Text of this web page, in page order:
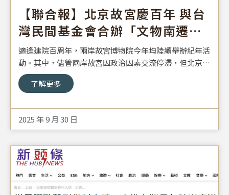
【聯合報】北京故宮慶百年 與台
灣民間基金會合辦「文物南遷紀
念展」
適逢建院百周年，兩岸故宮博物院今年均陸續舉辦紀年活
動。其中，儘管兩岸故宮因政治因素交流停滯，但北京故
宮博物院今年與台灣民間的沈春池文教基金會，聯合在北
京故宮內神武門舉辦「故宮文物南遷紀念展」，將於明起
例。
了解更多
2025 年 9 月 30 日